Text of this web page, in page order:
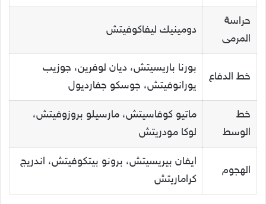
حراسة
المرمى
دومينيك ليفاكوفيتش
خط الدفاع
بورنا باريسيتش، ديان لوفرين، جوزيب
يورانوفيتش، جوسكو جفارديول
خط
الوسط
ماتيو كوفاسيتش، مارسيلو بروزوفيتش،
لوكا مودريتش
الهجوم
ايفان بيريسيتش، برونو بيتكوفيتش، اندريج
كراماريتش